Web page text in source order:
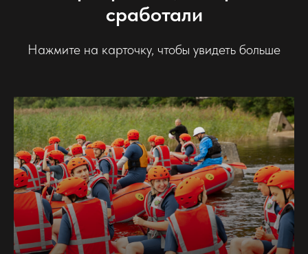
сработали
Нажмите на карточку, чтобы увидеть больше